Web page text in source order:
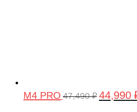
M4 PRO 47,490₽ 44,990